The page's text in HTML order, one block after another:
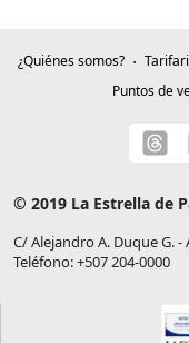
¿Quiénes somos?
Puntos de
© 2019 La Estrella de
C/ Alejandro A. Duque G.
Teléfono: +507 204-0000